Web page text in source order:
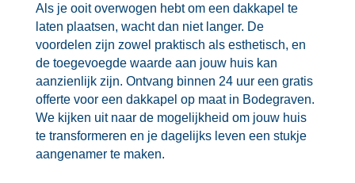
Als je ooit overwogen hebt om een dakkapel te
laten plaatsen, wacht dan niet langer.​ De
voordelen zijn zowel praktisch als esthetisch, en
de toegevoegde waarde aan jouw huis kan
aanzienlijk zijn.​ Ontvang binnen 24 uur een gratis
offerte voor een dakkapel op maat in Bodegraven.​
We kijken uit naar de mogelijkheid om jouw huis
te transformeren en je dagelijks leven een stukje
aangenamer te maken.​